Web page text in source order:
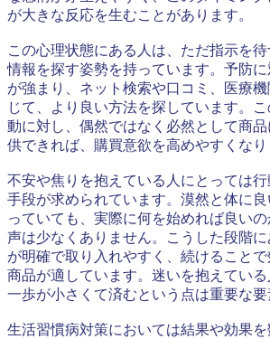
が大きな反応を生むことがあります。
この心理状態にある人は、ただ指示を
情報を探す姿勢を持っています。予防
が強まり、ネット検索や口コミ、医療
じて、より良い方法を探しています。
動に対し、偶然ではなく必然として商
供できれば、購買意欲を高めやすくなり
不安や焦りを抱えている人にとっては
手段が求められています。漠然と体に
っていても、実際に何を始めれば良い
声は少なくありません。こうした段階
が明確で取り入れやすく、続けること
商品が適しています。迷いを抱えてい
一歩が小さくて済むという点は重要な要
生活習慣病対策においては結果や効果